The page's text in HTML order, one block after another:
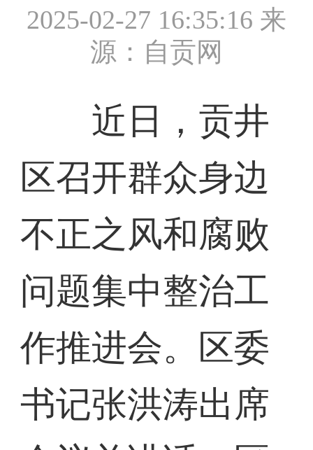
2025-02-27 16:35:16 来
源：自贡网
近日，贡井
区召开群众身边
不正之风和腐败
问题集中整治工
作推进会。区委
书记张洪涛出席